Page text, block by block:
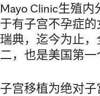
Mayo Clinic生殖
于有子宫不孕症
瑞典，迄今为止
二，也是美国第一
子宫移植为绝对子